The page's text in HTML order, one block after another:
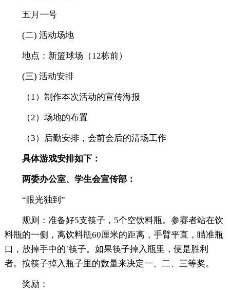
五月一号
(二) 活动场地
地点：新篮球场（12栋前）
(三) 活动安排
（1）制作本次活动的宣传海报
（2）场地的布置
（3）后勤安排，会前会后的清场工作
具体游戏安排如下：
两委办公室、 学生会宣传部：
“眼光独到”
规则：准备好5支筷子，5个空饮料瓶。参赛者站在饮
料瓶的一侧，离饮料瓶60厘米的距离，手臂平直，瞄准瓶
口，放掉手中的`筷子。如果筷子掉入瓶里，便是胜利
者。按筷子掉入瓶子里的数量来决定一、二、三等奖。
奖励：